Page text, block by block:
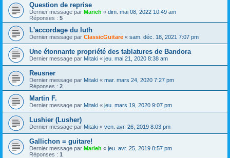
Question de reprise
Dernier message par Marieh « dim. mai 08, 2022 10:49 am
Réponses : 5
L'accordage du luth
Dernier message par ClassicGuitare « sam. déc. 18, 2021 7:07 pm
Une étonnante propriété des tablatures de Bandora
Dernier message par Mitaki « jeu. mai 21, 2020 8:38 am
Reusner
Dernier message par Mitaki « mar. mars 24, 2020 7:27 pm
Réponses : 2
Martin F.
Dernier message par Mitaki « jeu. mars 19, 2020 9:07 pm
Lushier (Lusher)
Dernier message par Mitaki « ven. avr. 26, 2019 8:03 pm
Gallichon = guitare!
Dernier message par Marieh « jeu. avr. 25, 2019 8:57 pm
Réponses : 1